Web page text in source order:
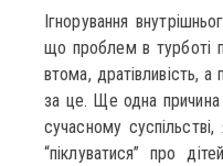
Ігнорування
що проблем в турботі
втома, дратівливість,
за це. Ще одна
сучасному
“піклуватися” про